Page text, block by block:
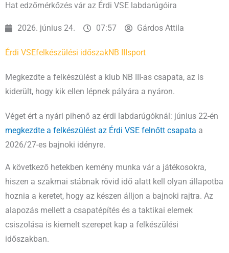
Hat edzőmérkőzés vár az Érdi VSE labdarúgóira
2026. június 24. 07:57 Gárdos Attila
Érdi VSEfelkészülési időszakNB III sport
Megkezdte a felkészülést a klub NB III-as csapata, az is
kiderült, hogy kik ellen lépnek pályára a nyáron.
Véget ért a nyári pihenő az érdi labdarúgóknál: június 22-én
megkezdte a felkészülést az Érdi VSE felnőtt csapata a
2026/27-es bajnoki idényre.
A következő hetekben kemény munka vár a játékosokra,
hiszen a szakmai stábnak rövid idő alatt kell olyan állapotba
hoznia a keretet, hogy az készen álljon a bajnoki rajtra. Az
alapozás mellett a csapatépítés és a taktikai elemek
csiszolása is kiemelt szerepet kap a felkészülési
időszakban.